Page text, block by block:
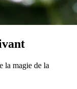
la magie de la